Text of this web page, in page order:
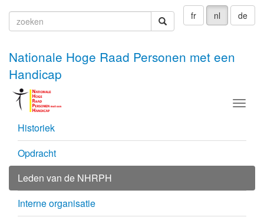
fr nl de
zoeken
Nationale Hoge Raad Personen met een
Handicap
Menu
Historiek
Opdracht
Leden van de NHRPH
Interne organisatie